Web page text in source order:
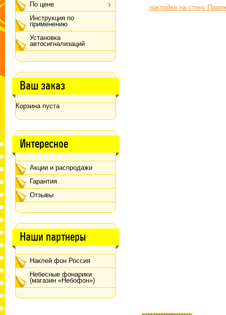
По цене
Инструкция по
применению
Установка
автосигнализаций
Ваш заказ
Корзина пуста
Интересное
Акции и распродажи
Гарантия
Отзывы
Наши партнеры
Наклей фон Россия
Небесные фонарики
(магазин «Небофон»)